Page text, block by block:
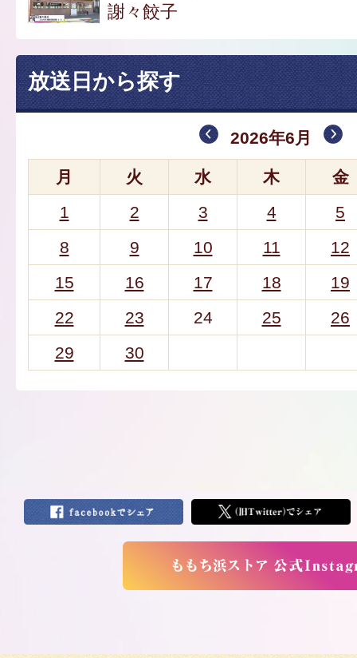
謝々餃子
放送日から探す
2026年6月
月 火 水 木
金
1
2 3 4
5
8
9 10 11
12
15
16 17 18
19
22
23 24 25
26
29
30